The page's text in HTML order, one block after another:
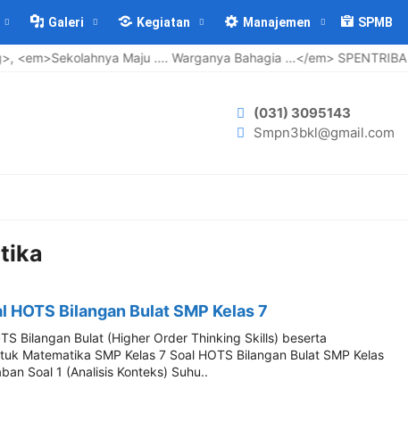
Galeri Kegiatan Manajemen SPMB
Maju .... Warganya Bahagia ...</em> SPENTRIBA JAYA
(031) 3095143
Smpn3bkl@gmail.com
HOTS Bilangan Bulat SMP Kelas 7
Bilangan Bulat (Higher Order Thinking Skills) beserta
Matematika SMP Kelas 7 Soal HOTS Bilangan Bulat SMP Kelas
Soal 1 (Analisis Konteks) Suhu..